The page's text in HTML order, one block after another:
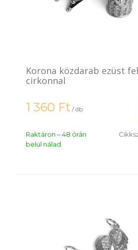
Korona közdarab ezüst
cirkonnal
1 360 Ft / db
Raktáron – 48 órán
belül nálad